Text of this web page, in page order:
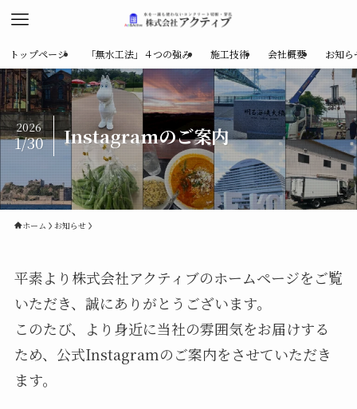
トップページ 「無水工法」４つの強み 施工技術 会社概要 お知ら
Instagramのご案内
2026
1/30
ホーム お知らせ
平素より株式会社アクティブのホームページをご覧
いただき、誠にありがとうございます。
このたび、より身近に当社の雰囲気をお届けする
ため、公式Instagramのご案内をさせていただき
ます。